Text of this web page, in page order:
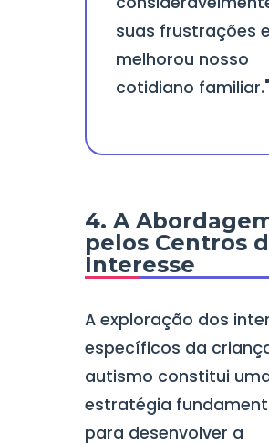
suas frustrações e
melhorou nosso
cotidiano familiar."
4. A
pelos Centros
Interesse
A exploração dos
específicos da
autismo constitui
estratégia
para desenvolver a